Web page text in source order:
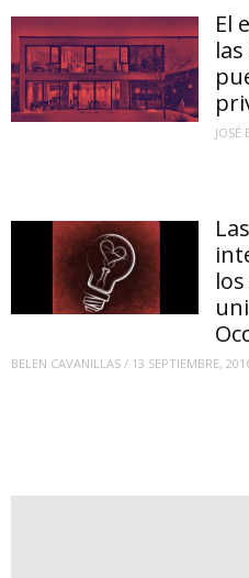
El
JOSÉ
BELEN CAVANILLAS / 13 SEPTIEMBRE,